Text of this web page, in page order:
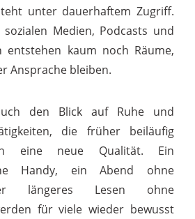
unter dauerhaftem Zugriff.
sozialen Medien, Podcasts und
entstehen kaum noch Räume,
Ansprache bleiben.
den Blick auf Ruhe und
die früher beiläufig
eine neue Qualität. Ein
Handy, ein Abend ohne
längeres Lesen ohne
für viele wieder bewusst